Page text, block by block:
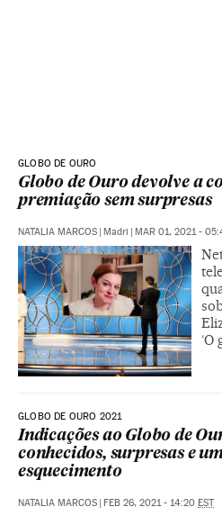
GLOBO DE OURO
Globo de Ouro devolve a
premiação sem surpresas
NATALIA MARCOS Madri MAR 01, 2021 -
‘O
GLOBO DE OURO 2021
Indicações ao Globo de
conhecidos, surpresas e
esquecimento
NATALIA MARCOS FEB 26, 2021 - 14:20 EST